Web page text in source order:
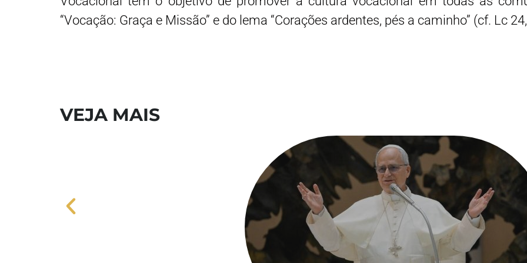
“Vocação: Graça e Missão” e do lema “Corações ardentes, pés a caminho” (cf. Lc
VEJA MAIS